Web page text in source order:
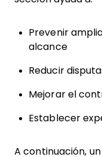
Prevenir
alcance
Reducir
Mejorar el
Establecer
A continuación,